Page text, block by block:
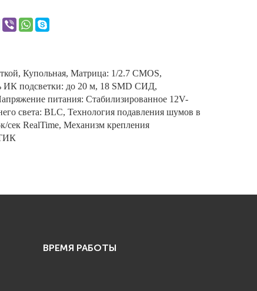
Купольная, Матрица: 1/2.7 CMOS,
ИК подсветки: до 20 м, 18 SMD СИД,
питания: Стабилизированное 12V-
света: BLC, Технология подавления шумов в
сек RealTime, Механизм крепления
ВРЕМЯ РАБОТЫ